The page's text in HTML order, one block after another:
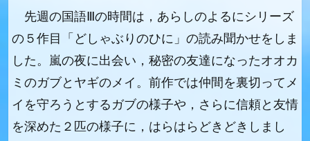
先週の国語Ⅲの時間は，あらしのよるにシリーズ
の５作目「どしゃぶりのひに」の読み聞かせをしま
した。嵐の夜に出会い，秘密の友達になったオオカ
ミのガブとヤギのメイ。前作では仲間を裏切ってメ
イを守ろうとするガブの様子や，さらに信頼と友情
を深めた２匹の様子に，はらはらどきどきしまし